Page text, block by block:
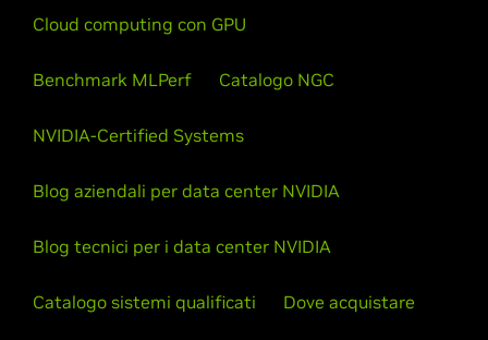
Cloud computing con GPU
Benchmark MLPerf Catalogo NGC
NVIDIA-Certified Systems
Blog aziendali per data center NVIDIA
Blog tecnici per i data center NVIDIA
Catalogo sistemi qualificati Dove acquistare